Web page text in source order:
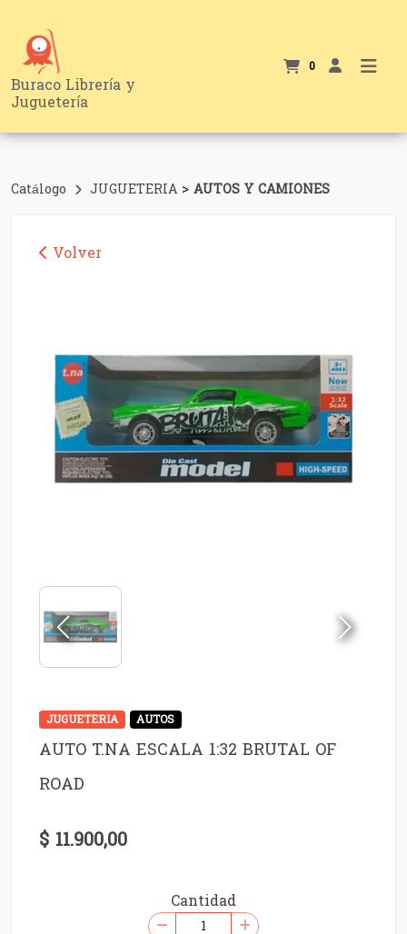
Buraco Librería y
Juguetería
0
Catálogo JUGUETERIA > AUTOS Y CAMIONES
Volver
JUGUETERIA AUTOS
AUTO T.NA ESCALA 1:32 BRUTAL OF
ROAD
$ 11.900,00
Cantidad